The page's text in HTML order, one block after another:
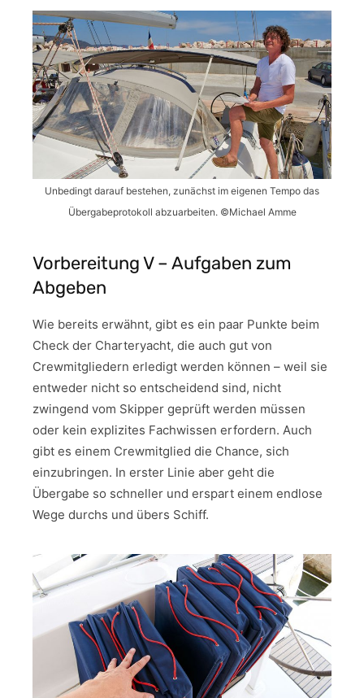
Unbedingt darauf bestehen, zunächst im eigenen Tempo das
Übergabeprotokoll abzuarbeiten. ©Michael Amme
Vorbereitung V – Aufgaben zum
Abgeben
Wie bereits erwähnt, gibt es ein paar Punkte beim
Check der Charteryacht, die auch gut von
Crewmitgliedern erledigt werden können – weil sie
entweder nicht so entscheidend sind, nicht
zwingend vom Skipper geprüft werden müssen
oder kein explizites Fachwissen erfordern. Auch
gibt es einem Crewmitglied die Chance, sich
einzubringen. In erster Linie aber geht die
Übergabe so schneller und erspart einem endlose
Wege durchs und übers Schiff.